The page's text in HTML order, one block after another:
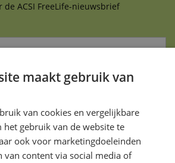
de ACSI FreeLife-nieuwsbrief
Aanmelden
en worden niet gedeeld met anderen
maakt gebruik van
van cookies en vergelijkbare
het gebruik van de website te
ook voor marketingdoeleinden
van content via social media of